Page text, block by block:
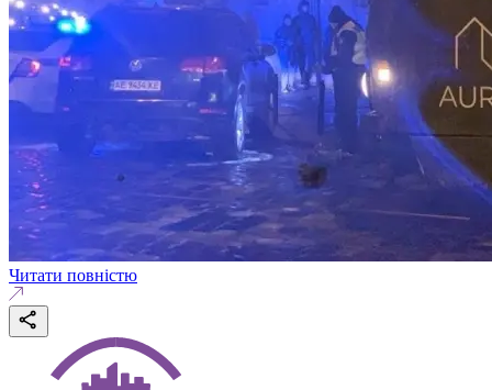
Читати повністю